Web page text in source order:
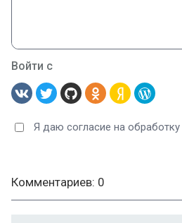
Войти с
Я даю согласие на обработку
Комментариев: 0